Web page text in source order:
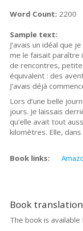
Word Count: 2200
Sample text:
J’avais un idéal que
me le faisait paraître
de rencontres,
équivalent : des
J’avais déjà
Lors d’une belle
jours. Je laissais
qu’elle avait tout
kilomètres. Elle,
Book links:
Book
The book is